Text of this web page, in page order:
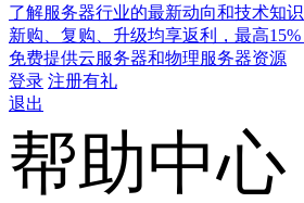
了解服务器行业的最新动向和技术知识
新购、复购、升级均享返利，最高15%
免费提供云服务器和物理服务器资源
登录 注册有礼
退出
帮助中心